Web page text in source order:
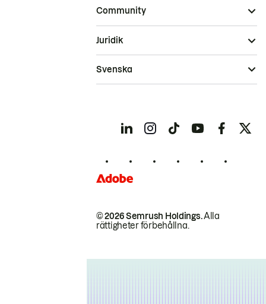
Community
© 2026 Semrush Holdings.Alla
rättigheter förbehållna.
Juridik
Svenska